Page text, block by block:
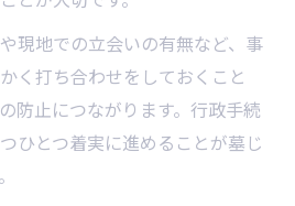
現地での立会いの有無など、事
く打ち合わせをしておくこと
防止につながります。行政手続
ひとつ着実に進めることが墓じ